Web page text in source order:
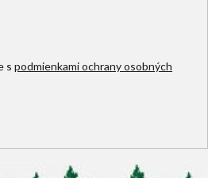
s podmienkami ochrany osobných